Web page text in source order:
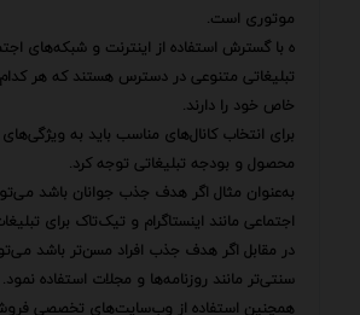
موتوری است.
ه با گسترش استفاده از اینترنت و شبکه‌های
تبلیغاتی متنوعی در دسترس هستند که هر
خاص خود را دارند.
برای انتخاب کانال‌های مناسب باید به
محصول و بودجه تبلیغاتی توجه کرد.
به‌عنوان مثال اگر هدف جذب جوانان باشد
اجتماعی مانند اینستاگرام و تیک‌تاک برای
در مقابل اگر هدف جذب افراد مسن‌تر باشد
سنتی‌تر مانند روزنامه‌ها و مجلات استفاده نمود.
همچنین استفاده از وب‌سایت‌های تخصصی